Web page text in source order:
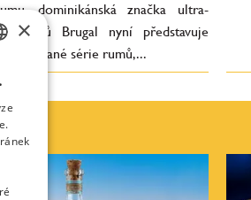
dominikánská značka ultra-
rumů Brugal nyní představuje
limitované série rumů,...
×